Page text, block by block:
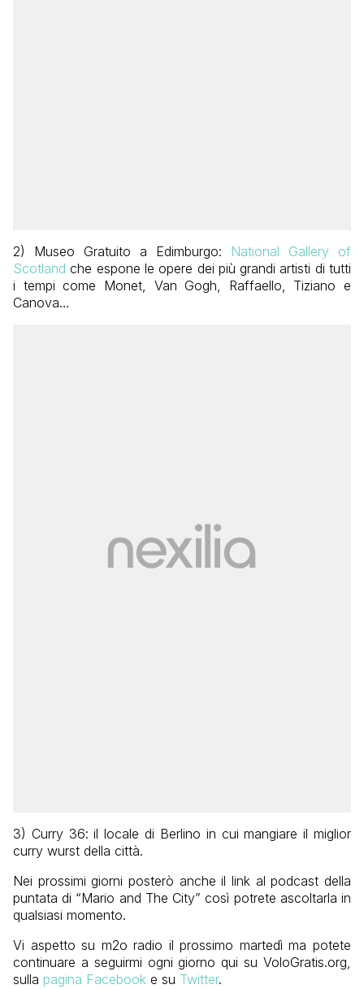
2) Museo Gratuito a Edimburgo: National Gallery of
Scotland che espone le opere dei più grandi artisti di tutti
i tempi come Monet, Van Gogh, Raffaello, Tiziano e
Canova…
3) Curry 36: il locale di Berlino in cui mangiare il miglior
curry wurst della città.
Nei prossimi giorni posterò anche il link al podcast della
puntata di “Mario and The City” così potrete ascoltarla in
qualsiasi momento.
Vi aspetto su m2o radio il prossimo martedì ma potete
continuare a seguirmi ogni giorno qui su VoloGratis.org,
sulla pagina Facebook e su Twitter.